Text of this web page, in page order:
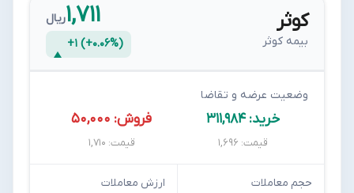
کوثر
بیمه کوثر
۱,۷۱۱ریال
+۱ (+۰.۰۶%)
وضعیت عرضه و تقاضا
خرید: ۳۱۱,۹۸۴
قیمت: ۱,۶۹۶
فروش: ۵۰,۰۰۰
قیمت: ۱,۷۱۰
حجم معاملات ارزش معاملات